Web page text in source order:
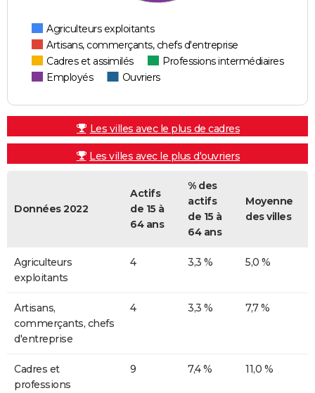
Agriculteurs exploitants
Artisans, commerçants, chefs d'entreprise
Cadres et assimilés
Professions intermédiaires
Employés
Ouvriers
Les villes avec le plus de cadres
Les villes avec le plus d'ouvriers
Données 2022
Actifs
de 15 à
64 ans
% des
actifs
de 15 à
64 ans
Moyenne
des villes
Agriculteurs
exploitants
4 3,3 % 5,0 %
Artisans,
commerçants, chefs
d'entreprise
4 3,3 % 7,7 %
Cadres et
professions
9 7,4 % 11,0 %